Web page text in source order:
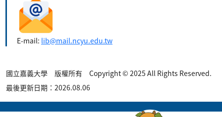
E-mail: lib@mail.ncyu.edu.tw
國立嘉義大學 版權所有 Copyright © 2025 All Rights Reserved.
最後更新日期：2026.08.06